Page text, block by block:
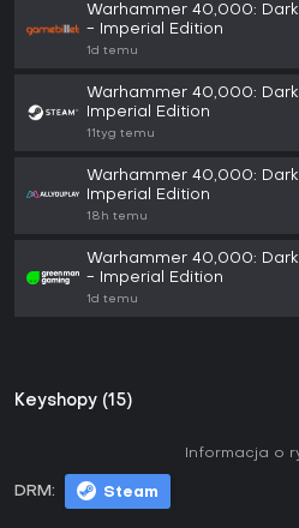
Warhammer 40,000:
- Imperial Edition
1d temu
Warhammer 40,000:
Imperial Edition
11tyg temu
Warhammer 40,000:
Imperial Edition
18h temu
Warhammer 40,000:
- Imperial Edition
1d temu
Keyshopy (15)
DRM: Steam
Informacja o